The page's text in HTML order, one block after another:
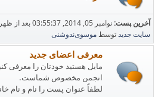
آخرین پست:نوامبر 05, 2014, 03:55:37 بعد از ظهر
سایت جدیدتوسطموسوی‌ندوشنی
معرفی اعضای جدید
مایل هستید خودتان را معرفی
انجمن مخصوص شماست.
لطفاً عنوان پست را نام و نام